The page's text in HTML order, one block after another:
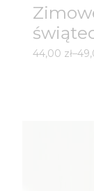
44,00 zł–
Zakres